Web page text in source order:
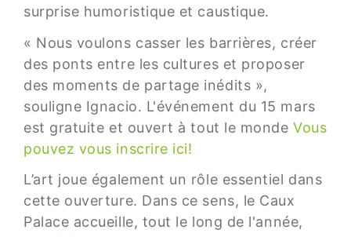
surprise humoristique et caustique.
« Nous voulons casser les barrières, créer
des ponts entre les cultures et proposer
des moments de partage inédits »,
souligne Ignacio. L'événement du 15 mars
est gratuite et ouvert à tout le mondeVous
pouvez vous inscrire ici!
L’art joue également un rôle essentiel dans
cette ouverture. Dans ce sens, le Caux
Palace accueille, tout le long de l'année,